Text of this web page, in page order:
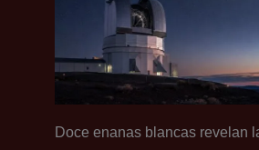
Doce enanas blancas revelan